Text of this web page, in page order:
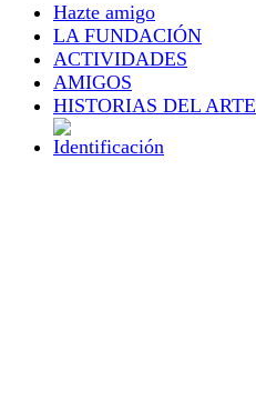
Hazte amigo
LA FUNDACIÓN
ACTIVIDADES
AMIGOS
HISTORIAS DEL ARTE